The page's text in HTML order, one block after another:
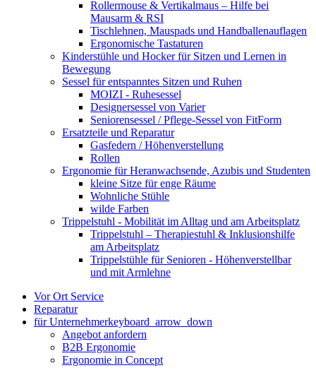
Rollermouse & Vertikalmaus – Hilfe bei
Mausarm & RSI
Tischlehnen, Mauspads und Handballenauflagen
Ergonomische Tastaturen
Kinderstühle und Hocker für Sitzen und Lernen in
Bewegung
Sessel für entspanntes Sitzen und Ruhen
MOIZI - Ruhesessel
Designersessel von Varier
Seniorensessel / Pflege-Sessel von FitForm
Ersatzteile und Reparatur
Gasfedern / Höhenverstellung
Rollen
Ergonomie für Heranwachsende, Azubis und Studenten
kleine Sitze für enge Räume
Wohnliche Stühle
wilde Farben
Trippelstuhl - Mobilität im Alltag und am Arbeitsplatz
Trippelstuhl – Therapiestuhl & Inklusionshilfe
am Arbeitsplatz
Trippelstühle für Senioren - Höhenverstellbar
und mit Armlehne
Vor Ort Service
Reparatur
für Unternehmerkeyboard_arrow_down
Angebot anfordern
B2B Ergonomie
Ergonomie in Concept